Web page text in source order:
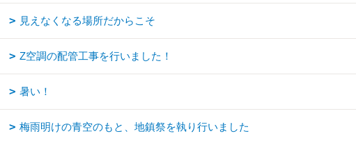
見えなくなる場所だからこそ
Z空調の配管工事を行いました！
暑い！
梅雨明けの青空のもと、地鎮祭を執り行いました